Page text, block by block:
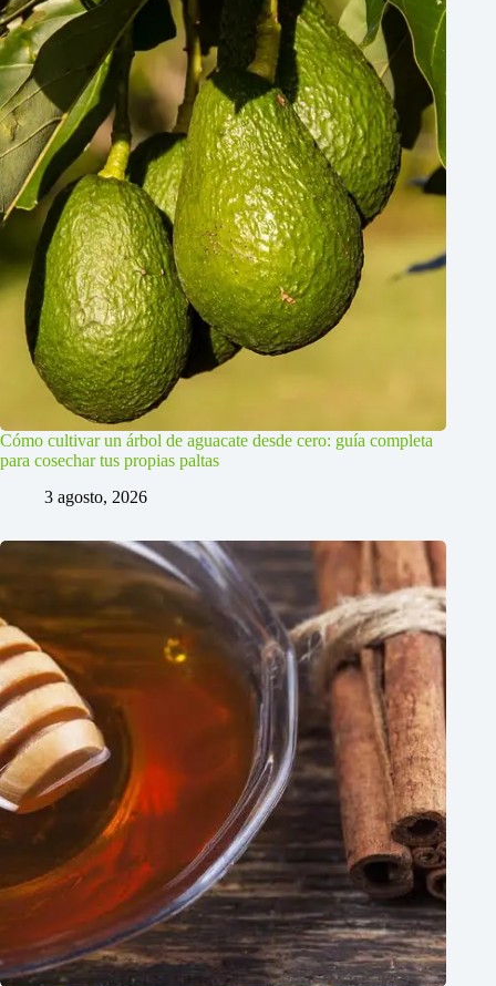
Cómo cultivar un árbol de aguacate desde cero: guía completa
para cosechar tus propias paltas
3 agosto, 2026